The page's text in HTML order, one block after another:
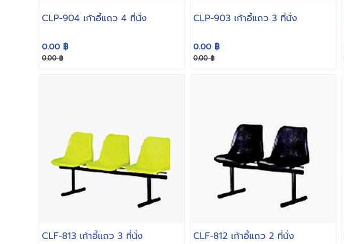
CLP-904 เก้าอี้แถว 4 ที่ันั่ง
0.00 ฿
0.00 ฿
CLP-903 เก้าอี้แถว 3 ที่นั่ง
0.00 ฿
0.00 ฿
CLF-813 เก้าอี้แถว 3 ที่นั่ง CLF-812 เก้าอี้แถว 2 ที่ันั่ง